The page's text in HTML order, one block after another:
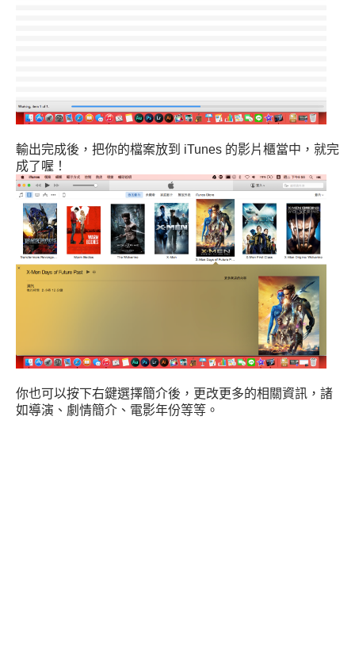
輸出完成後，把你的檔案放到 iTunes 的影片櫃當中，就完
成了喔！
你也可以按下右鍵選擇簡介後，更改更多的相關資訊，諸
如導演、劇情簡介、電影年份等等。